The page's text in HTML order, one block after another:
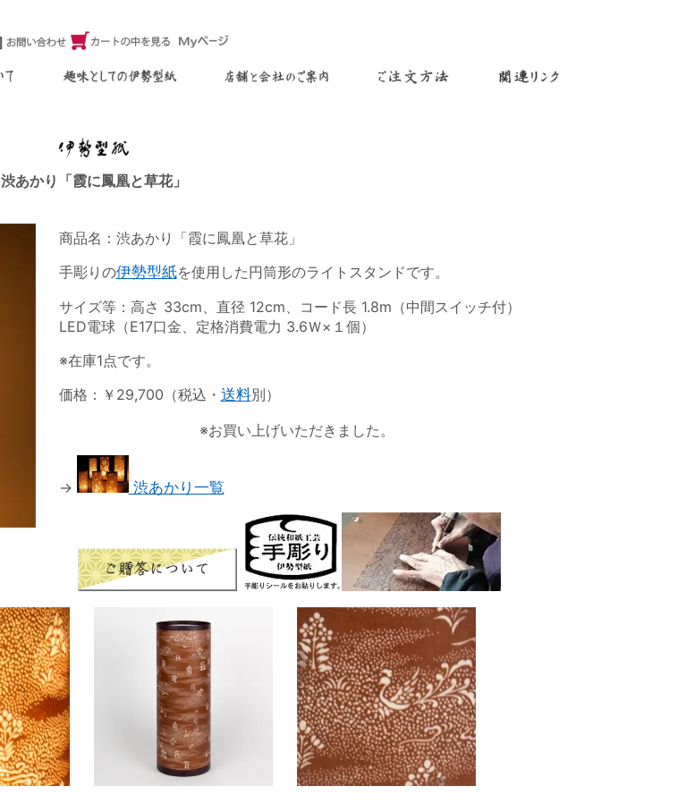
渋あかり「霞に鳳凰と草花」
商品名：渋あかり「霞に鳳凰と草花」
手彫りの伊勢型紙を使用した円筒形のライトスタンドです。
サイズ等：高さ 33cm、直径 12cm、コード長 1.8m（中間スイッチ付）
LED電球（E17口金、定格消費電力 3.6Ｗ×１個）
※在庫1点です。
価格：￥29,700（税込・ 送料別）
※お買い上げいただきました。
→ 渋あかり一覧